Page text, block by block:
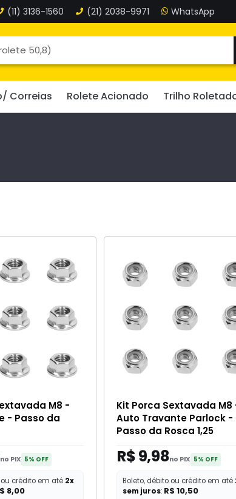
(11) 3136-1560 (21) 2038-9971
Correias Rolete Acionado Trilho
M8 -
- Passo da
no PIX 5% OFF
ou crédito em até 2x
8,00
Kit Porca Sextavada M8
Auto Travante Parlock -
Passo da Rosca 1,25
R$ 9,98no PIX 5% OFF
Boleto, débito ou crédito em até
sem juros: R$ 10,50